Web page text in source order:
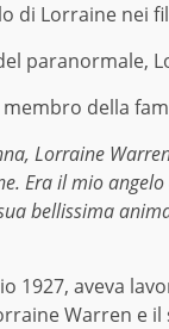
di Lorraine nei
paranormale,
della
Lorraine
Era il mio
bellissima
1927, aveva
Warren e